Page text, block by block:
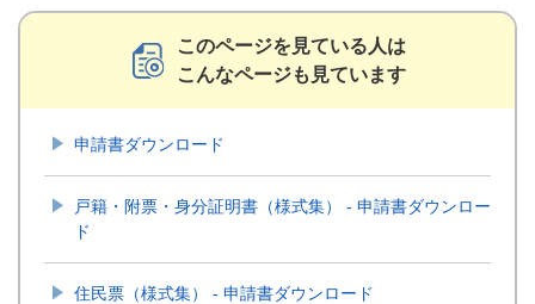
このページを見ている人は
こんなページも見ています
申請書ダウンロード
戸籍・附票・身分証明書（様式集） - 申請書ダウンロー
ド
住民票（様式集） - 申請書ダウンロード